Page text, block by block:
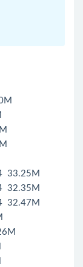
33.25M
32.35M
32.47M